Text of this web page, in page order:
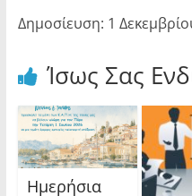
Δημοσίευση: 1
Ίσως Σας
Ημερήσια